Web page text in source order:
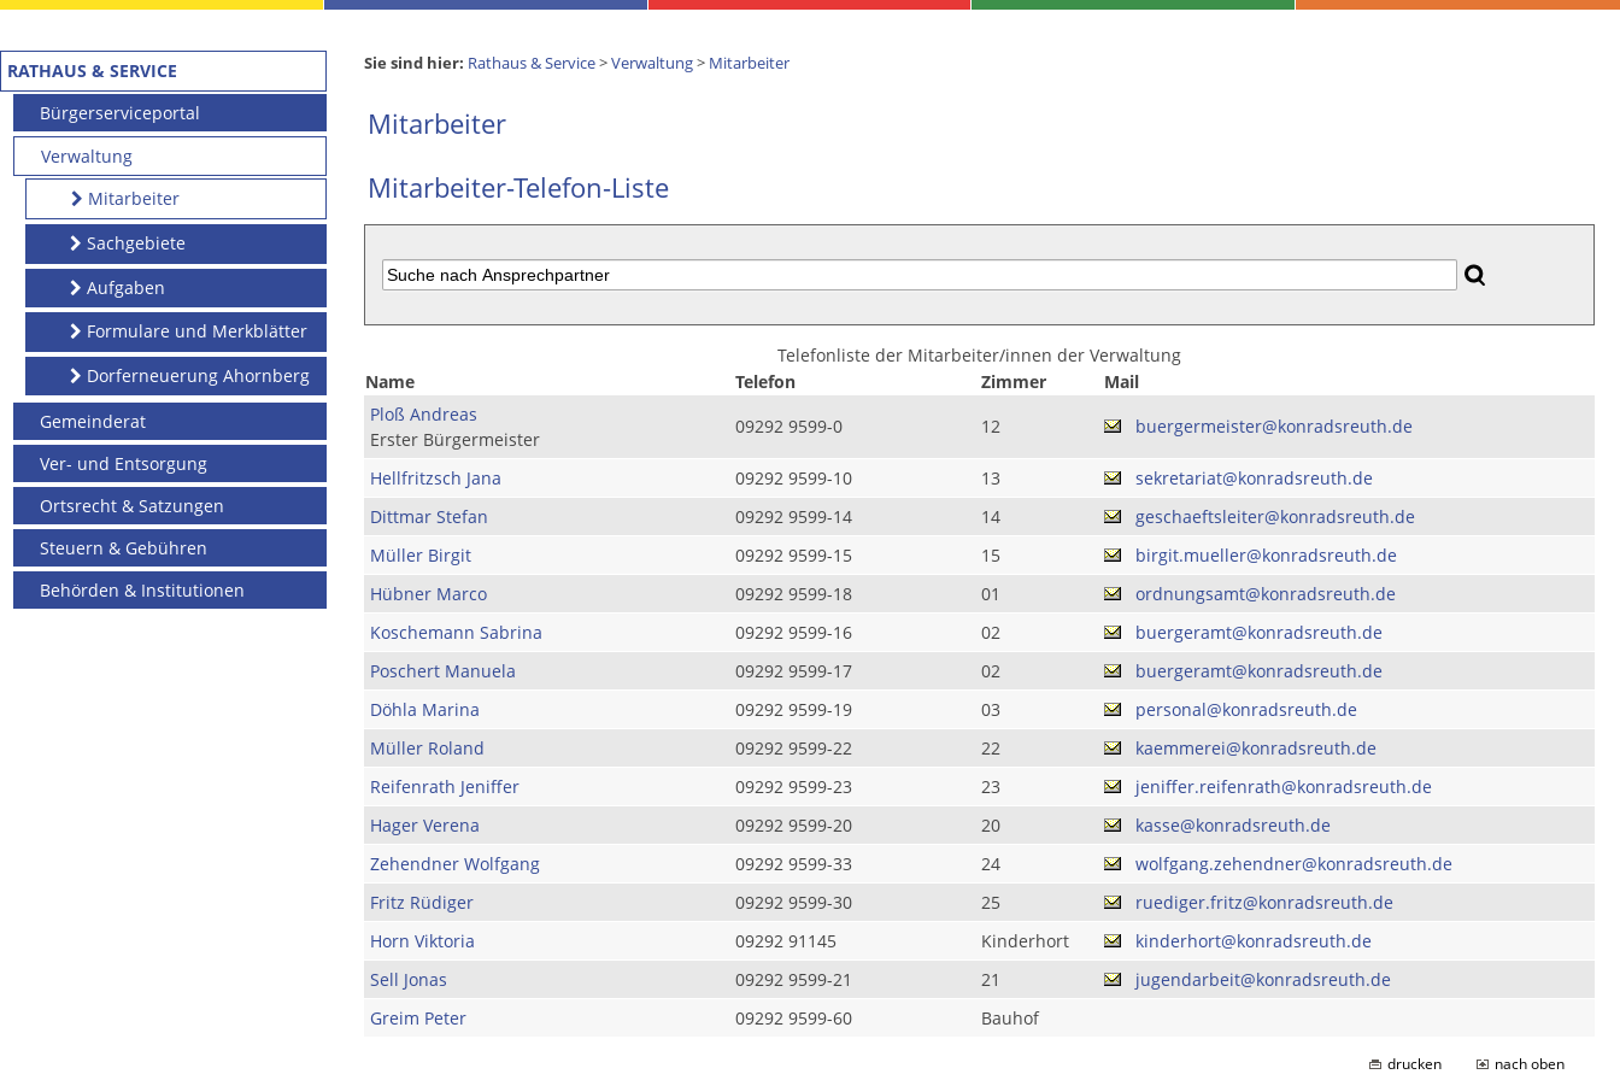
RATHAUS & SERVICE
Bürgerserviceportal
Verwaltung
Mitarbeiter
Sachgebiete
Aufgaben
Formulare und Merkblätter
Dorferneuerung Ahornberg
Gemeinderat
Ver- und Entsorgung
Ortsrecht & Satzungen
Steuern & Gebühren
Behörden & Institutionen
Sie sind hier: Rathaus & Service>Verwaltung> Mitarbeiter
Mitarbeiter
Mitarbeiter-Telefon-Liste
Telefonliste der Mitarbeiter/innen der Verwaltung
Name
Telefon Zimmer
Mail
Ploß Andreas
Erster Bürgermeister
09292 9599-0 12 buergermeister@konradsreuth.de
Hellfritzsch Jana 09292 9599-10 13
sekretariat@konradsreuth.de
Dittmar Stefan
09292 9599-14 14
geschaeftsleiter@konradsreuth.de
Müller Birgit
09292 9599-15 15
birgit.mueller@konradsreuth.de
Hübner Marco
09292 9599-18 01
ordnungsamt@konradsreuth.de
Koschemann Sabrina
09292 9599-16 02
buergeramt@konradsreuth.de
Poschert Manuela
09292 9599-17 02
buergeramt@konradsreuth.de
Döhla Marina
09292 9599-19 03
personal@konradsreuth.de
Müller Roland
09292 9599-22 22
kaemmerei@konradsreuth.de
Reifenrath Jeniffer
09292 9599-23 23
jeniffer.reifenrath@konradsreuth.de
Hager Verena
09292 9599-20 20
kasse@konradsreuth.de
Zehendner Wolfgang
09292 9599-33 24
wolfgang.zehendner@konradsreuth.de
Fritz Rüdiger
09292 9599-30 25
ruediger.fritz@konradsreuth.de
Horn Viktoria
09292 91145 Kinderhort
kinderhort@konradsreuth.de
Sell Jonas
09292 9599-21 21
jugendarbeit@konradsreuth.de
Greim Peter
09292 9599-60 Bauhof
drucken nach oben